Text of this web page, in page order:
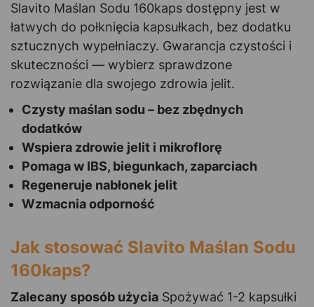
Slavito Maślan Sodu 160kaps dostępny jest w
łatwych do połknięcia kapsułkach, bez dodatku
sztucznych wypełniaczy. Gwarancja czystości i
skuteczności — wybierz sprawdzone
rozwiązanie dla swojego zdrowia jelit.
Czysty maślan sodu – bez zbędnych
dodatków
Wspiera zdrowie jelit i mikroflorę
Pomaga w IBS, biegunkach, zaparciach
Regeneruje nabłonek jelit
Wzmacnia odporność
Jak stosować Slavito Maślan Sodu
160kaps?
Zalecany sposób użycia Spożywać 1-2 kapsułki